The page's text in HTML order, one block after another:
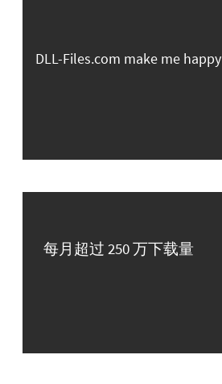
DLL-Files.com make me happy
每月超过 250 万下载量